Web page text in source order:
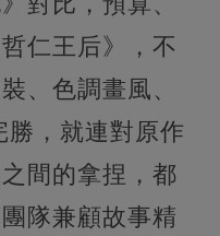
仁王后》，不
、色調畫風、
，就連對原作
間的拿捏，都
隊兼顧故事精